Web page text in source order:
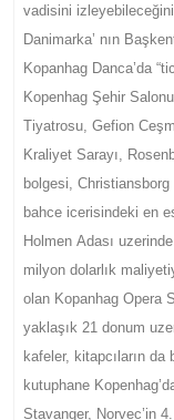
vadisini
Danimarka’ nın
Kopanhag Danca’da
Kopenhag Şehir
Tiyatrosu, Gefion
Kraliyet Sarayı,
bolgesi,
bahce icerisindeki en
Holmen Adası
milyon dolarlık
olan Kopanhag Opera
yaklaşık 21 donum
kafeler, kitapcıların
kutuphane
Stavanger, Norvec’in